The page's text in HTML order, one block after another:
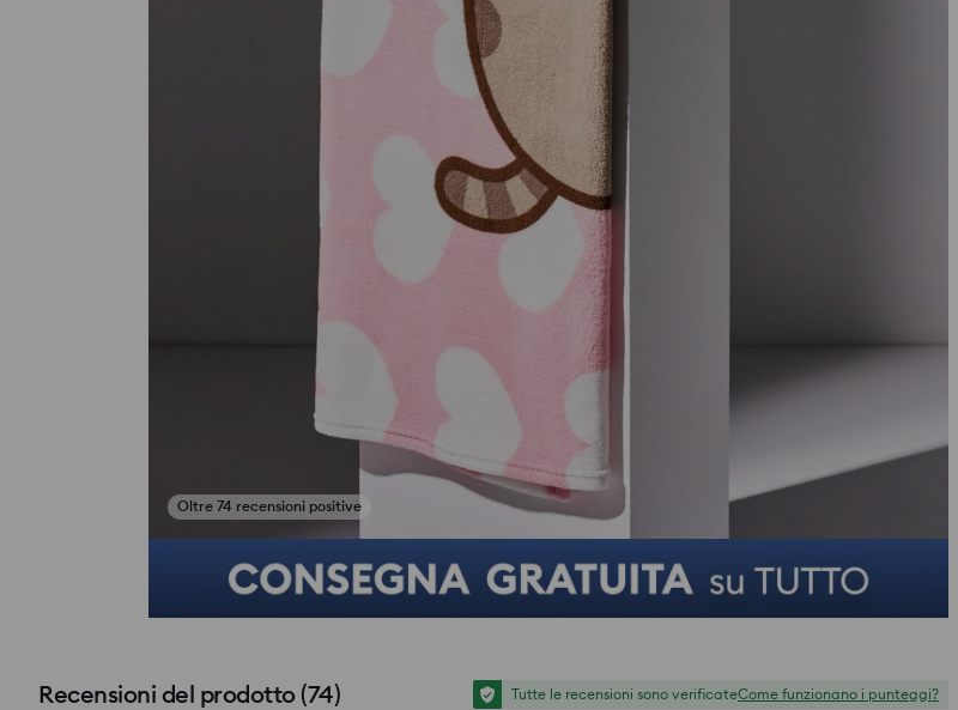
Oltre 74 recensioni positive
si_productpage_user_photos_button_title
Recensioni del prodotto(74) Tutte le recensioni sono verificateCome funzionano i punteggi?